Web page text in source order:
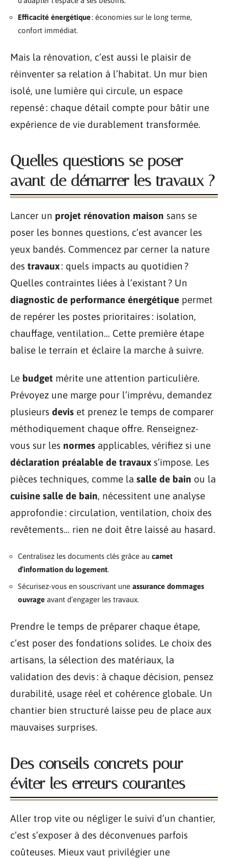
Efficacité énergétique: économies sur le long terme,
confort immédiat.
Mais la rénovation, c’est aussi le plaisir de
réinventer sa relation à l’habitat. Un mur bien
isolé, une lumière qui circule, un espace
repensé : chaque détail compte pour bâtir une
expérience de vie durablement transformée.
Quelles questions se poser
avant de démarrer les travaux ?
Lancer un projet rénovation maison sans se
poser les bonnes questions, c’est avancer les
yeux bandés. Commencez par cerner la nature
des travaux: quels impacts au quotidien ?
Quelles contraintes liées à l’existant ? Un
diagnostic de performance énergétique permet
de repérer les postes prioritaires : isolation,
chauffage, ventilation… Cette première étape
balise le terrain et éclaire la marche à suivre.
Le budget mérite une attention particulière.
Prévoyez une marge pour l’imprévu, demandez
plusieurs devis et prenez le temps de comparer
méthodiquement chaque offre. Renseignez-
vous sur les normes applicables, vérifiez si une
déclaration préalable de travaux s’impose. Les
pièces techniques, comme la salle de bain ou la
cuisine salle de bain, nécessitent une analyse
approfondie : circulation, ventilation, choix des
revêtements… rien ne doit être laissé au hasard.
Centralisez les documents clés grâce au carnet
d’information du logement.
Sécurisez-vous en souscrivant une assurance dommages
ouvrage avant d’engager les travaux.
Prendre le temps de préparer chaque étape,
c’est poser des fondations solides. Le choix des
artisans, la sélection des matériaux, la
validation des devis : à chaque décision, pensez
durabilité, usage réel et cohérence globale. Un
chantier bien structuré laisse peu de place aux
mauvaises surprises.
Des conseils concrets pour
éviter les erreurs courantes
Aller trop vite ou négliger le suivi d’un chantier,
c’est s’exposer à des déconvenues parfois
coûteuses. Mieux vaut privilégier une